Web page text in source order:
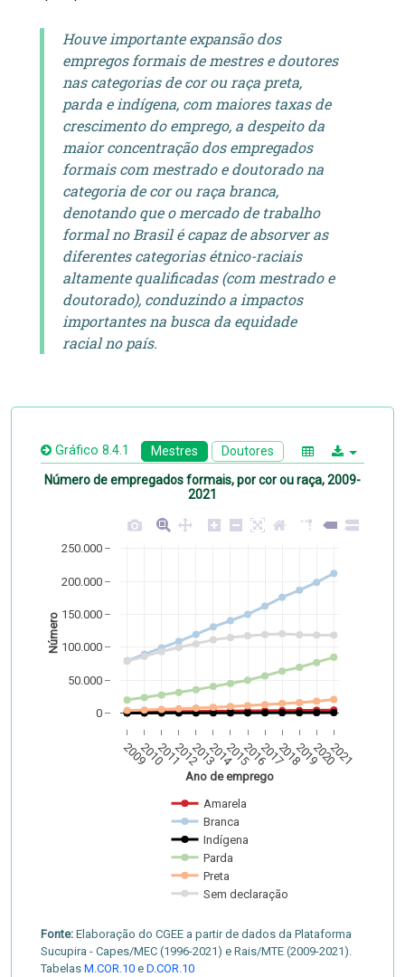
Houve importante expansão dos
empregos formais de mestres e doutores
nas categorias de cor ou raça preta,
parda e indígena, com maiores taxas de
crescimento do emprego, a despeito da
maior concentração dos empregados
formais com mestrado e doutorado na
categoria de cor ou raça branca,
denotando que o mercado de trabalho
formal no Brasil é capaz de absorver as
diferentes categorias étnico-raciais
altamente qualificadas (com mestrado e
doutorado), conduzindo a impactos
importantes na busca da equidade
racial no país.
Gráfico 8.4.1 Mestres Doutores
Número de empregados formais, por cor ou raça, 2009-
2021
2009201020112012201320142015201620172018201920202021
0
50.000
100.000
150.000
200.000
250.000
Amarela
Branca
Indígena
Parda
Preta
Sem declaração
Ano de emprego
Número
Fonte: Elaboração do CGEE a partir de dados da Plataforma
Sucupira - Capes/MEC (1996-2021) e Rais/MTE (2009-2021).
Tabelas M.COR.10 e D.COR.10